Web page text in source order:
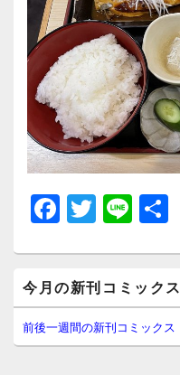
F
a
c
e
b
o
T
wi
tt
er
Li
n
e
イ
ン
サ
イ
今月の新刊コミックス
前後一週間の新刊コミックス